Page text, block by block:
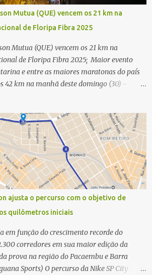
Mutua (QUE) vencem os 21 km na
de Floripa Fibra 2025
Mutua (QUE) vencem os 21 km na
de Floripa Fibra 2025; Maior evento
e entre as maiores maratonas do país
42 km na manhã deste domingo (30) -
deste sábado (30) foram conhecidos
do maior evento esportivo de Santa
Ladeira e o queniano Wilson Mutua
meia maratona, ambos com a quebra de
domingo (31) será a vez da prova principal,
além da corrida de 5 KM. As largadas,
Norte, em Florianópolis, na altura do
5h10. Entre as maiores maratonas
Maratona Internacional de Floripa Fibra
19.230 atletas. Além da meia marat...
ajusta o percurso com o objetivo de
quilômetros iniciais
em função do crescimento recorde do
corredores em sua maior edição da
prova na região do Pacaembu e Barra
Sports) O percurso da Nike SP City